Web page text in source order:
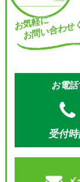
お気軽に
お問い合わせ
お電
受付